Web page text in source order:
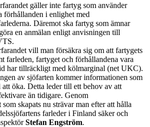
gäller inte fartyg som använder
förhållanden i enlighet med
Däremot ska fartyg som ämnar
en anmälan enligt anvisningen till
vill man försäkra sig om att fartygets
farleden, fartyget och förhållandena vara
har tillräckligt med kölmarginal (net UKC).
av sjöfarten kommer informationen som
öka. Detta leder till ett behov av att
än tidigare. Genom
skapats nu strävar man efter att hålla
farleder i Finland säker och
Stefan Engström.